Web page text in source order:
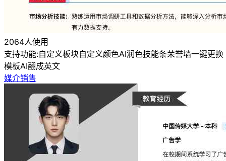
2064人使用
支持功能:自定义板块自定义颜色AI润色技能条荣誉墙一键更换
模板AI翻成英文
媒介销售